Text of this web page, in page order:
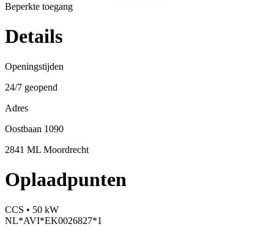
Beperkte toegang
Details
Openingstijden
24/7 geopend
Adres
Oostbaan 1090
2841 ML Moordrecht
Oplaadpunten
CCS • 50 kW
NL*AVI*EK0026827*1